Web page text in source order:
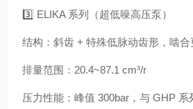
3️⃣ ELIKA 系列（超低噪高压泵）
结构：斜齿 + 特殊低脉动齿形，啮合
排量范围：20.4~87.1 cm³/r
压力性能：峰值 300bar，与 GHP 系